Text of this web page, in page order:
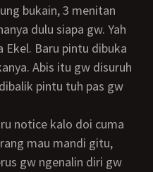
bukain, 3 menitan
dulu siapa gw. Yah
Baru pintu dibuka
Abis itu gw disuruh
pintu tuh pas gw
mau mandi gitu,
gw ngenalin diri gw